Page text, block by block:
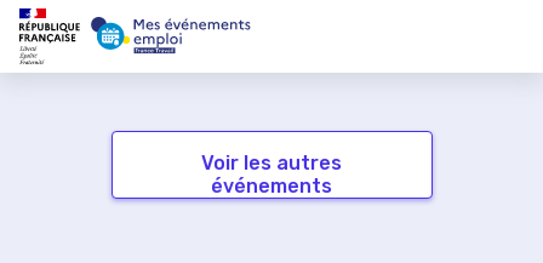
Voir les autres
événements